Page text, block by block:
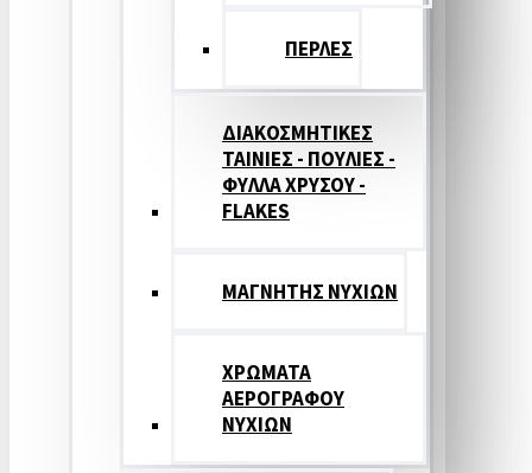
ΠΕΡΛΕΣ
ΔΙΑΚΟΣΜΗΤΙΚΕΣ
ΤΑΙΝΙΕΣ - ΠΟΥΛΙΕΣ -
ΦΥΛΛΑ ΧΡΥΣΟΥ -
FLAKES
ΜΑΓΝΗΤΗΣ ΝΥΧΙΩΝ
ΧΡΩΜΑΤΑ
ΑΕΡΟΓΡΑΦΟΥ
ΝΥΧΙΩΝ